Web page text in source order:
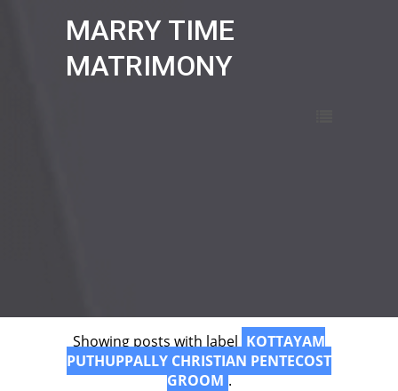
MARRY TIME
MATRIMONY
Showing posts with label KOTTAYAM
PUTHUPPALLY CHRISTIAN PENTECOST
GROOM .